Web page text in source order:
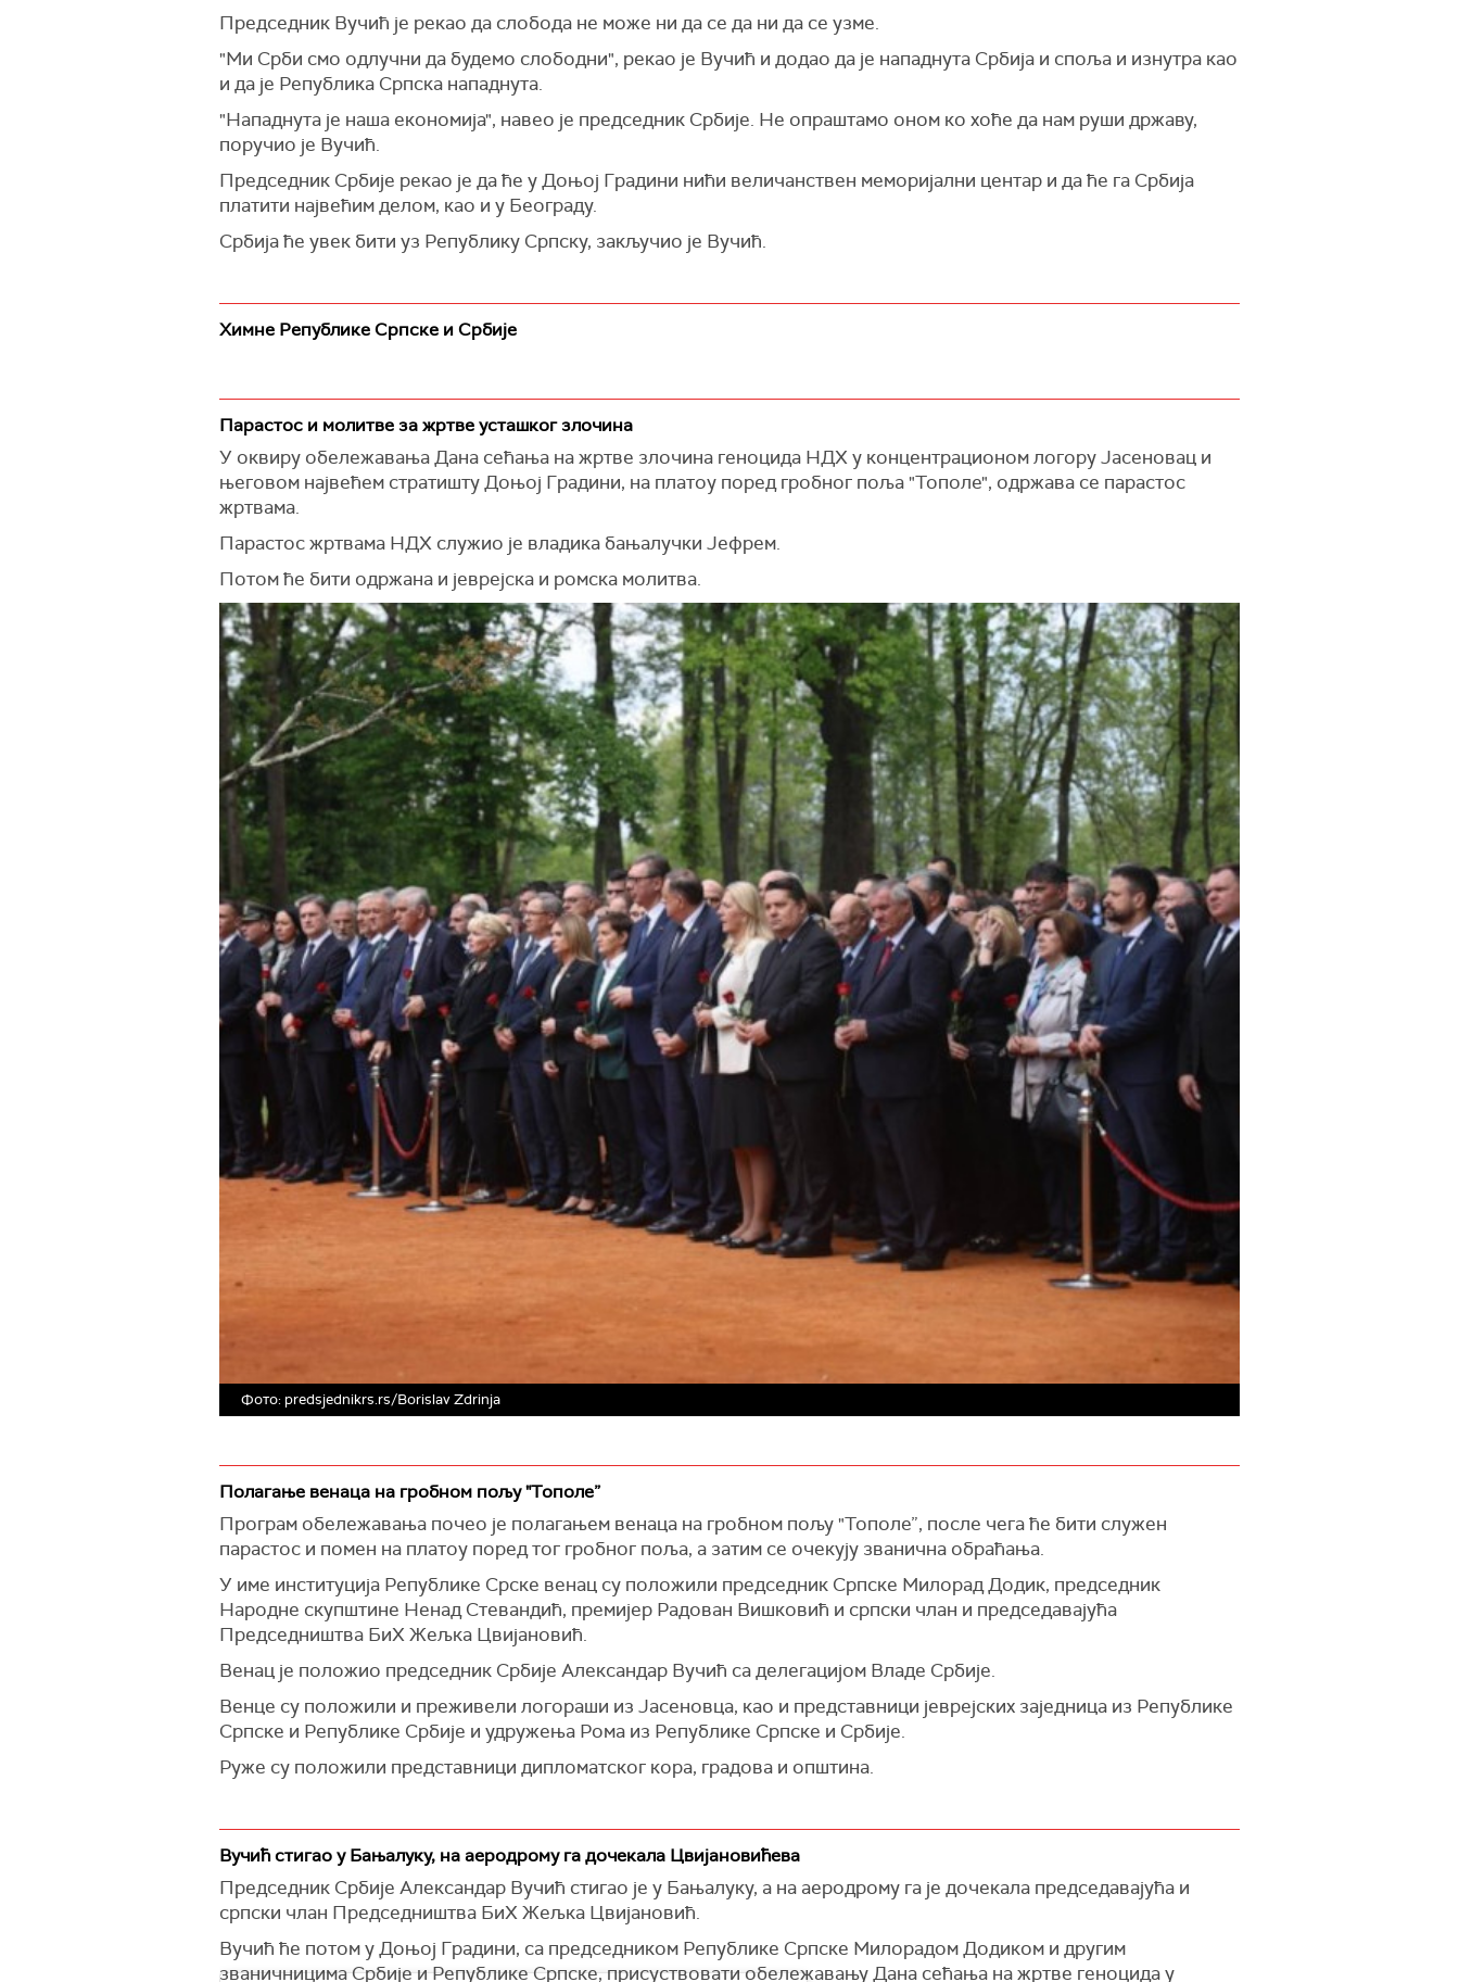
Председник Вучић је рекао да слобода не може ни да се да ни да се узме.
"Ми Срби смо одлучни да будемо слободни", рекао је Вучић и додао да је нападнута Србија и споља и изнутра као
и да је Република Српска нападнута.
"Нападнута је наша економија", навео је председник Србије. Не опраштамо оном ко хоће да нам руши државу,
поручио је Вучић.
Председник Србије рекао је да ће у Доњој Градини нићи величанствен меморијални центар и да ће га Србија
платити највећим делом, као и у Београду.
Србија ће увек бити уз Републику Српску, закључио је Вучић.
Химне Републике Српске и Србије
Парастос и молитве за жртве усташког злочина
У оквиру обележавања Дана сећања на жртве злочина геноцида НДХ у концентрационом логору Јасеновац и
његовом највећем стратишту Доњој Градини, на платоу поред гробног поља "Тополе", одржава се парастос
жртвама.
Парастос жртвама НДХ служиo je владика бањалучки Јефрем.
Потом ће бити одржана и јеврејска и ромска молитва.
Фото: predsjednikrs.rs/Borislav Zdrinja
Полагање венаца на гробном пољу "Тополе”
Програм обележавања почео је полагањем венаца на гробном пољу "Тополе”, после чега ће бити служен
парастос и помен на платоу поред тог гробног поља, а затим се очекују званична обраћања.
У име институција Републике Срске венац су положили председник Српске Милорад Додик, председник
Народне скупштине Ненад Стевандић, премијер Радован Вишковић и српски члан и председавајућа
Председништва БиХ Жељка Цвијановић.
Венац је положио председник Србије Александар Вучић са делегацијом Владе Србије.
Венце су положили и преживели логораши из Јасеновца, као и представници јеврејских заједница из Републике
Српске и Републике Србије и удружења Рома из Републике Српске и Србије.
Руже су положили представници дипломатског кора, градова и општина.
Вучић стигао у Бањалуку, на аеродрому га дочекала Цвијановићева
Председник Србије Александар Вучић стигао је у Бањалуку, а на аеродрому га је дочекала председавајућа и
српски члан Председништва БиХ Жељка Цвијановић.
Вучић ће потом у Доњој Градини, са председником Републике Српске Милорадом Додиком и другим
званичницима Србије и Републике Српске, присуствовати обележавању Дана сећања на жртве геноцида у